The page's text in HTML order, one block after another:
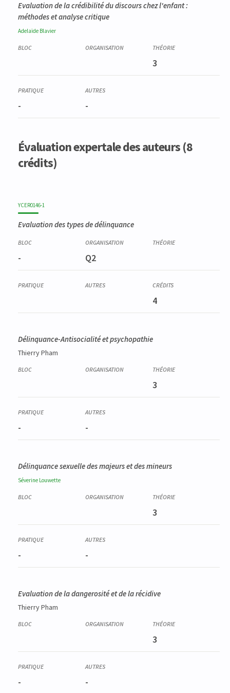
Evaluation de la crédibilité du discours chez l'enfant :
méthodes et analyse critique
Adelaïde Blavier
3
- -
Évaluation expertale des auteurs (8
crédits)
YCER0146-1
Evaluation des types de délinquance
- Q2
4
Délinquance-Antisocialité et psychopathie
Thierry Pham
3
- -
Délinquance sexuelle des majeurs et des mineurs
Séverine Louwette
3
- -
Evaluation de la dangerosité et de la récidive
Thierry Pham
3
- -